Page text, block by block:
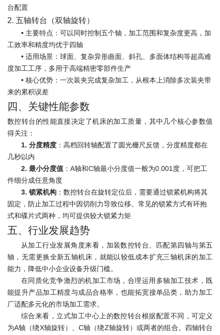
台配置
2. 五轴转台（双轴旋转）
• 主要特点：可以同时控制五个轴，加工范围和复杂度更高，加
工效率和精度均优于四轴
• 适用场景：球面、复杂异形曲面、斜孔、多面体结构等超高难
度加工工序，多用于高端精密零部件生产
• 核心优势：一次装夹完成复杂加工，从根本上消除多次装夹带
来的累积误差
四、关键性能参数
数控转台的性能直接决定了机床的加工质量，其中几个核心参数值
得关注：
1. 分度精度 ：高档回转轴配置了圆光栅尺反馈，分度精度都在
几秒以内
2. 最小分度值 ：A轴和C轴最小分度值一般为0.001度，可把工
件细分成任意角度
3. 锁紧机构 ：数控转台在旋转定位后，需要通过锁紧机构将其
固定，防止加工过程中因切削力导致位移。常见的锁紧方式有环抱
式和碟片式两种，均可提供较大锁紧力矩
五、行业发展趋势
从加工行业发展角度来看，加装数控转台、匹配第四轴与第五
轴，无需更换全新五轴机床，就能以较低成本扩充三轴机床的加工
能力，降低中小企业设备升级门槛。
在同质化竞争激烈的机加工市场，合理运用多轴加工技术，既
能提升产品加工精度与成品合格率，也能拓宽接单品类，助力加工
厂适配多元化的市场加工需求。
综合来看，立式加工中心上的数控转台根据配置不同，可定义
为A轴（绕X轴旋转）、C轴（绕Z轴旋转）或两者的组合。四轴转台